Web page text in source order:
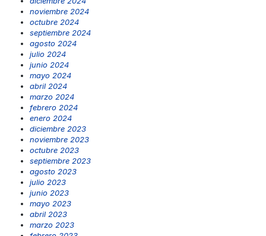
noviembre 2024
octubre 2024
septiembre 2024
agosto 2024
julio 2024
junio 2024
mayo 2024
abril 2024
marzo 2024
febrero 2024
enero 2024
diciembre 2023
noviembre 2023
octubre 2023
septiembre 2023
agosto 2023
julio 2023
junio 2023
mayo 2023
abril 2023
marzo 2023